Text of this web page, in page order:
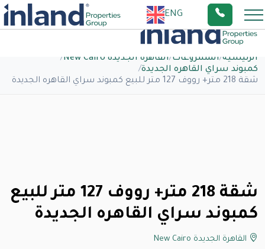
ENG
الرئيسية/المشروعات/القاهرة الجديدة New Cairo
/
كمبوند سراي القاهره الجديدة/
شقة 218 متر+ رووف 127 متر للبيع كمبوند سراي القاهره الجديدة
شقة 218 متر+ رووف 127 متر للبيع
كمبوند سراي القاهره الجديدة
القاهرة الجديدة New Cairo